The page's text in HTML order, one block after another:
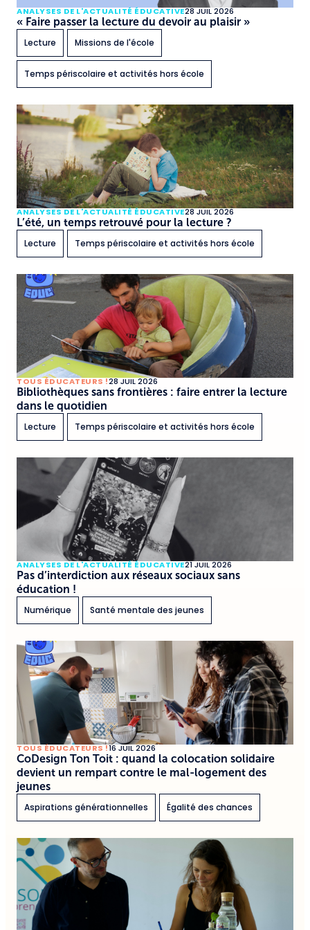
ANALYSES DE L'ACTUALITÉ ÉDUCATIVE28 JUIL 2026
« Faire passer la lecture du devoir au plaisir »
Lecture
Missions de l'école
Temps périscolaire et activités hors école
ANALYSES DE L'ACTUALITÉ ÉDUCATIVE28 JUIL 2026
L’été, un temps retrouvé pour la lecture ?
Lecture
Temps périscolaire et activités hors école
TOUS ÉDUCATEURS !28 JUIL 2026
Bibliothèques sans frontières : faire entrer la lecture
dans le quotidien
Lecture
Temps périscolaire et activités hors école
ANALYSES DE L'ACTUALITÉ ÉDUCATIVE21 JUIL 2026
Pas d’interdiction aux réseaux sociaux sans
éducation !
Numérique
Santé mentale des jeunes
TOUS ÉDUCATEURS !16 JUIL 2026
CoDesign Ton Toit : quand la colocation solidaire
devient un rempart contre le mal-logement des
jeunes
Aspirations générationnelles
Égalité des chances